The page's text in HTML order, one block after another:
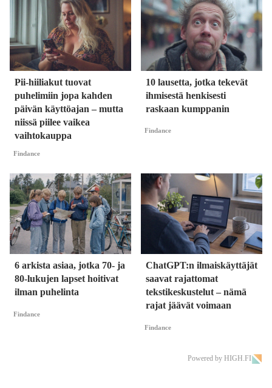
Pii-hiiliakut tuovat
puhelimiin jopa kahden
päivän käyttöajan – mutta
niissä piilee vaikea
vaihtokauppa
Findance
10 lausetta, jotka tekevät
ihmisestä henkisesti
raskaan kumppanin
Findance
6 arkista asiaa, jotka 70- ja
80-lukujen lapset hoitivat
ilman puhelinta
Findance
ChatGPT:n ilmaiskäyttäjät
saavat rajattomat
tekstikeskustelut – nämä
rajat jäävät voimaan
Findance
Powered by HIGH.FI